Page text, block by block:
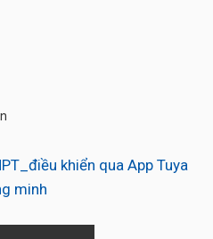
khiển qua App Tuya
minh